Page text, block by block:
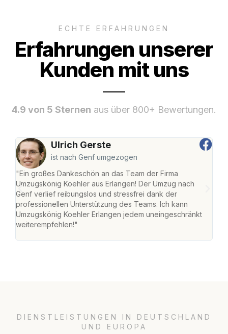
ECHTE ERFAHRUNGEN
Erfahrungen unserer
Kunden mit uns
4.9 von 5 Sternen aus über 800+ Bewertungen.
Ulrich Gerste
ist nach Genf umgezogen
"Ein großes Dankeschön an das Team der Firma
Umzugskönig Koehler aus Erlangen! Der Umzug nach
Genf verlief reibungslos und stressfrei dank der
professionellen Unterstützung des Teams. Ich kann
Umzugskönig Koehler Erlangen jedem uneingeschränkt
weiterempfehlen!"
DIENSTLEISTUNGEN IN DEUTSCHLAND
UND EUROPA